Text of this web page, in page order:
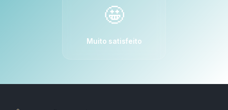
🤩
Muito satisfeito